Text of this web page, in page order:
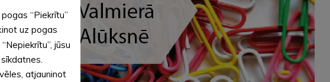
“Piekrītu”
uz pogas
jūsu
atjauninot